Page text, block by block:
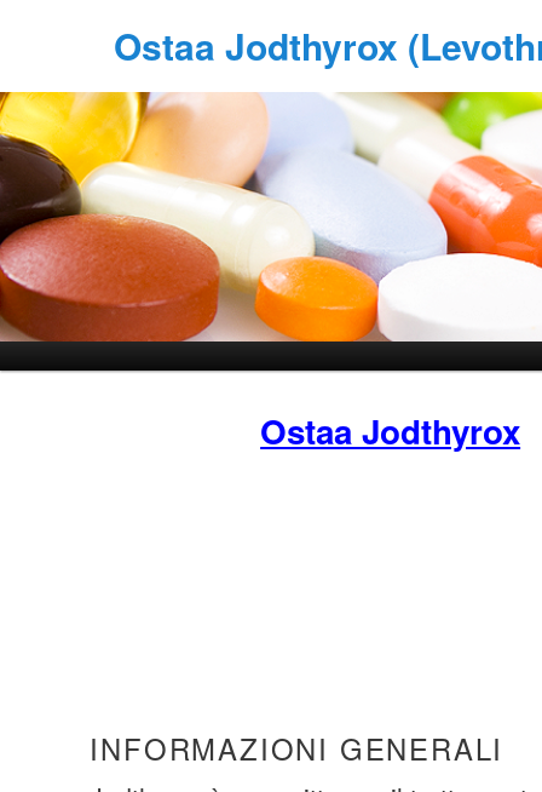
Ostaa Jodthyrox
Ostaa Jodthyrox
INFORMAZIONI GENERALI